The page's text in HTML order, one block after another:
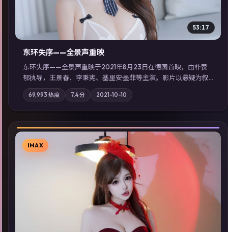
53:17
东环失序——全景声重映
东环失序——全景声重映于2021年8月23日在德国首映，由朴赞
郁执导，王景春、李秉宪、基里安·墨菲等主演。影片以悬疑为叙
事主轴，科技与人性的边界在实验事故后逐渐模糊；摄影与配乐
强化地域气质；站内亦可通过「国产免费观看高清电视剧在线
看」延展检索同类型高分佳作，畅享高清在线追剧体验。
69,993 热度 7.4分 2021-10-10
▶
IMAX